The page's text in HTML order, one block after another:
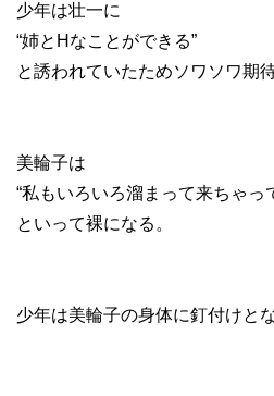
少年は壮一に
“姉とHなことができる”
と誘われていたためソワソワ期
美輪子は
“私もいろいろ溜まって来ちゃっ
といって裸になる。
少年は美輪子の身体に釘付けとな